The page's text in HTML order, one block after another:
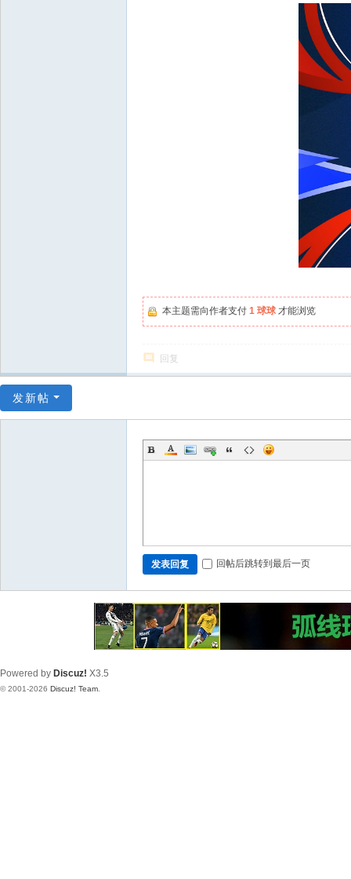
本主题需向作者支付 1 球球 才能浏览
回复
发新帖
发表回复 回帖后跳转到最后一页
Powered by Discuz! X3.5
© 2001-2026 Discuz! Team